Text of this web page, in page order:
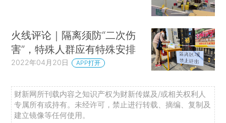
火线评论｜隔离须防“二次伤
害”，特殊人群应有特殊安排
2022年04月20日 APP打开
财新网所刊载内容之知识产权为财新传媒及/或相关权利人
专属所有或持有。未经许可，禁止进行转载、摘编、复制及
建立镜像等任何使用。